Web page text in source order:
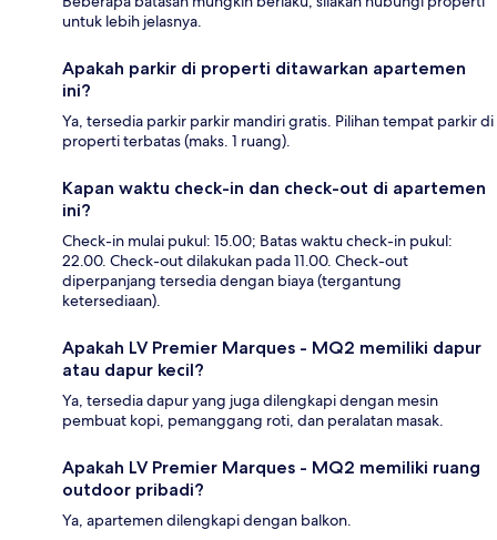
untuk lebih jelasnya.
Apakah parkir di properti ditawarkan apartemen
ini?
Ya, tersedia parkir parkir mandiri gratis. Pilihan tempat parkir di
properti terbatas (maks. 1 ruang).
Kapan waktu check-in dan check-out di apartemen
ini?
Check-in mulai pukul: 15.00; Batas waktu check-in pukul:
22.00. Check-out dilakukan pada 11.00. Check-out
diperpanjang tersedia dengan biaya (tergantung
ketersediaan).
Apakah LV Premier Marques - MQ2 memiliki dapur
atau dapur kecil?
Ya, tersedia dapur yang juga dilengkapi dengan mesin
pembuat kopi, pemanggang roti, dan peralatan masak.
Apakah LV Premier Marques - MQ2 memiliki ruang
outdoor pribadi?
Ya, apartemen dilengkapi dengan balkon.